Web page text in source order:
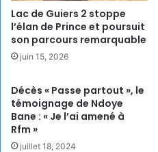
Lac de Guiers 2 stoppe
l’élan de Prince et poursuit
son parcours remarquable
juin 15, 2026
Décès « Passe partout », le
témoignage de Ndoye
Bane : « Je l’ai amené à
Rfm »
juillet 18, 2024